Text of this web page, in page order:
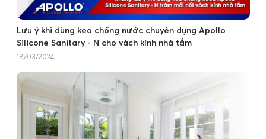
Lưu ý khi dùng keo chống nước chuyên dụng Apollo
Silicone Sanitary - N cho vách kính nhà tắm
18/03/2024